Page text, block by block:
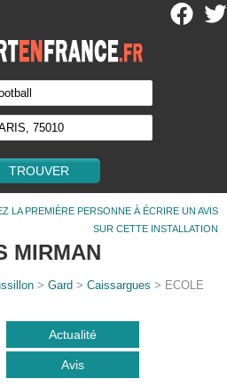
LA PREMIÈRE PERSONNE À ÉCRIRE UN AVIS
SUR CETTE INSTALLATION
MIRMAN
>Gard >Caissargues > ECOLE
Actualité
Avis